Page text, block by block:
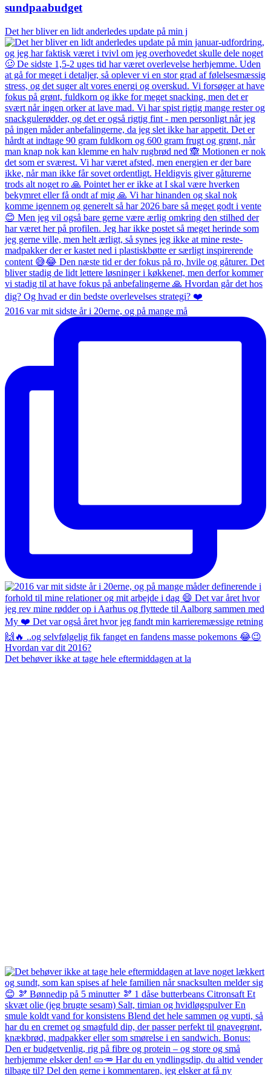
sundpaabudget
Det her bliver en lidt anderledes update på min j
2016 var mit sidste år i 20erne, og på mange må
Det behøver ikke at tage hele eftermiddagen at la